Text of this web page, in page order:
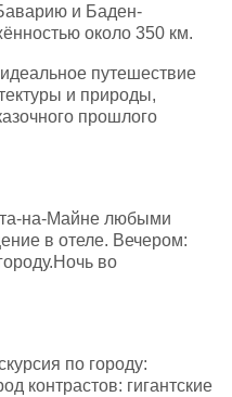
и Баден-
около 350 км.
путешествие
и природы,
прошлого
на-Майне любыми
в отеле. Вечером:
во
по городу:
контрастов: гигантские